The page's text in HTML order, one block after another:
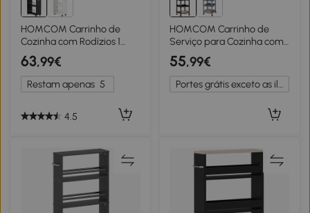
HOMCOM Carrinho de
Cozinha com Rodízios 1
Gaveta e 2 Prateleiras
Preto
63,99€
Restam apenas 5
4.5
HOMCOM Carrinho de
Serviço para Cozinha com
2 Tabuleiros Removíveis
Gaveta e Prateleira
37x37x76 cm Preto
55,99€
Portes grátis exceto as ilhas